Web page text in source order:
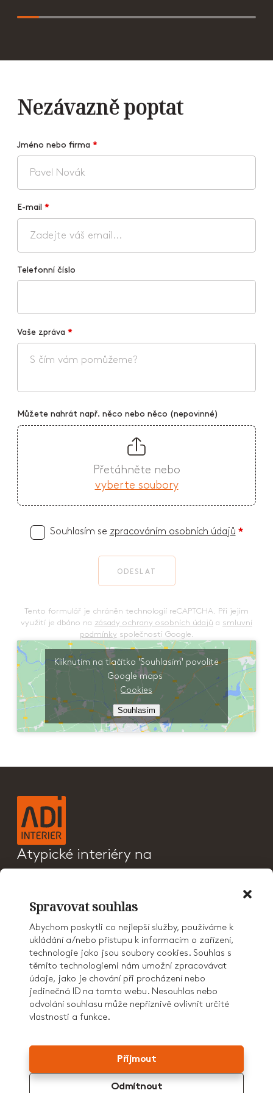
Spravovat souhlas
Abychom poskytli co nejlepší služby, používáme k
ukládání a/nebo přístupu k informacím o zařízení,
technologie jako jsou soubory cookies. Souhlas s
těmito technologiemi nám umožní zpracovávat
údaje, jako je chování při procházení nebo
jedinečná ID na tomto webu. Nesouhlas nebo
odvolání souhlasu může nepříznivě ovlivnit určité
vlastnosti a funkce.
Příjmout
Odmítnout
Kliknutím na tlačítko 'Souhlasím' povolíte
Google maps
Cookies
Souhlasím
Nezávazně poptat
Jméno nebo firma *
E-mail *
Telefonní číslo
Vaše zpráva *
Můžete nahrát např. něco nebo něco (nepovinné)
Přetáhněte nebo
vyberte soubory
Souhlasím se zpracováním osobních údajů *
ODESLAT
Tento formulář je chráněn technologií reCAPTCHA. Při jejim
využití je dbáno na zásady ochrany osobních údajů a smluvní
podmínky společnosti Google.
Atypické interiéry na
CENÍK
O NÁS
KONTAKT
KARIÉRA
Patříme do skupiny